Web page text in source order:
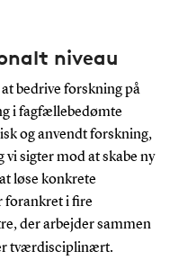
niveau
bedrive forskning på
i fagfællebedømte
og anvendt forskning,
sigter mod at skabe ny
løse konkrete
forankret i fire
der arbejder sammen
tværdisciplinært.